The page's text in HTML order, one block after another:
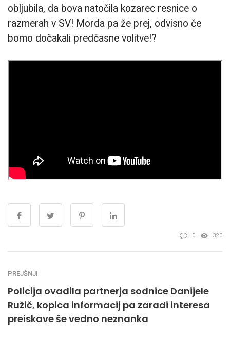
obljubila, da bova natočila kozarec resnice o
razmerah v SV! Morda pa že prej, odvisno če
bomo dočakali predčasne volitve!?
0 320
PREJŠNJI
Policija ovadila partnerja sodnice Danijele
Ružič, kopica informacij pa zaradi interesa
preiskave še vedno neznanka